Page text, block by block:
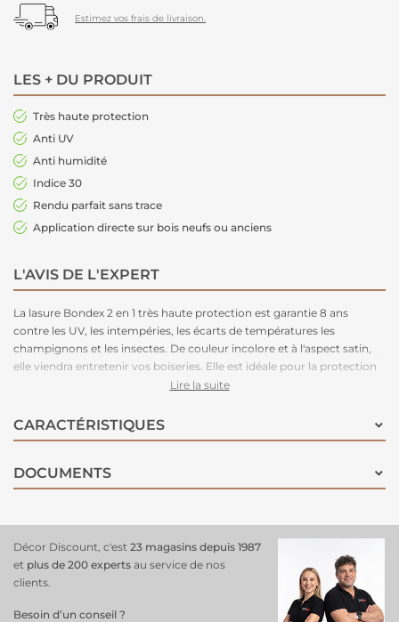
Estimez vos frais de livraison.
LES + DU PRODUIT
Très haute protection
Anti UV
Anti humidité
Indice 30
Rendu parfait sans trace
Application directe sur bois neufs ou anciens
L'AVIS DE L'EXPERT
La lasure Bondex 2 en 1 très haute protection est garantie 8 ans
contre les UV, les intempéries, les écarts de températures les
champignons et les insectes. De couleur incolore et à l'aspect satin,
elle viendra entretenir vos boiseries. Elle est idéale pour la protection
et la décoration de la surface des bois bruts, anciens ou lasurés. Direct
transparente, incolore ou teintée. Bonne pénétration produit dans le
support grâce à la finesse des particules. Le film sec forme une
Fongicide encapsulé pour une libération progressive et continue de
l’actif fongicide en fonction des contraintes climatiques telles que
contre le développement des champignons).
Lire la suite
CARACTÉRISTIQUES
DOCUMENTS
Décor Discount, c'est 23 magasins depuis 1987
et plus de 200 experts au service de nos
clients.
Besoin d’un conseil ?